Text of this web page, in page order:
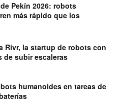
Pekín 2026: robots
más rápido que los
Rivr, la startup de robots con
de subir escaleras
humanoides en tareas de